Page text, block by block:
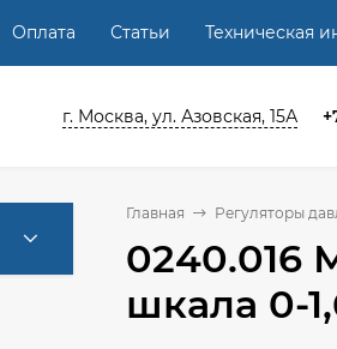
Оплата Статьи Техническая
г. Москва, ул. Азовская, 15А
Главная Регуляторы
0240.016
шкала 0-